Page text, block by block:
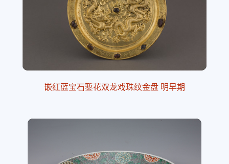
嵌红蓝宝石錾花双龙戏珠纹金盘 明早期